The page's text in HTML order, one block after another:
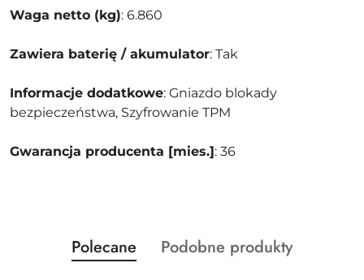
Waga netto (kg): 6.860
Zawiera baterię / akumulator: Tak
Informacje dodatkowe: Gniazdo blokady
bezpieczeństwa, Szyfrowanie TPM
Gwarancja producenta [mies.]: 36
Pomiń karuzelę produktów
Produkty
o
Polecane
Produkty
Podobne produkty